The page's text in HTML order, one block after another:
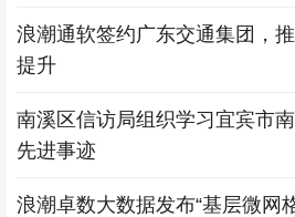
浪潮通软签约广东交通集团，
提升
南溪区信访局组织学习宜宾市
先进事迹
浪潮卓数大数据发布“基层微网